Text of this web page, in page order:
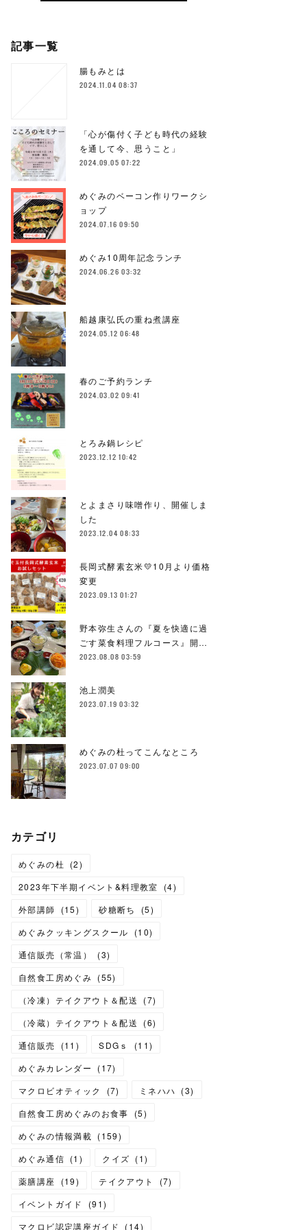
記事一覧
腸もみとは
2024.11.04 08:37
「心が傷付く子ども時代の経験
を通して今、思うこと」
2024.09.05 07:22
めぐみのベーコン作りワークシ
ョップ
2024.07.16 09:50
めぐみ10周年記念ランチ
2024.06.26 03:32
船越康弘氏の重ね煮講座
2024.05.12 06:48
春のご予約ランチ
2024.03.02 09:41
とろみ鍋レシピ
2023.12.12 10:42
とよまさり味噌作り、開催しま
した
2023.12.04 08:33
長岡式酵素玄米💛10月より価格
変更
2023.09.13 01:27
野本弥生さんの『夏を快適に過
ごす菜食料理フルコース』開…
2023.08.08 03:59
池上潤美
2023.07.19 03:32
めぐみの杜ってこんなところ
2023.07.07 09:00
カテゴリ
めぐみの杜 (2)
2023年下半期イベント&料理教室
(4)
外部講師
(15) 砂糖断ち (5)
めぐみクッキングスクール
(10)
通信販売（常温）
(3)
自然食工房めぐみ (55)
（冷凍）テイクアウト＆配送
(7)
（冷蔵）テイクアウト＆配送
(6)
通信販売
(11 ) SDGｓ (11)
めぐみカレンダー
(17)
マクロビオティック
(7) ミネハハ (3)
自然食工房めぐみのお食事
(5)
めぐみの情報満載 (159)
めぐみ通信 (1 ) クイズ (1)
薬膳講座
(19) テイクアウト (7)
イベントガイド
(91)
マクロビ認定講座ガイド
(14)